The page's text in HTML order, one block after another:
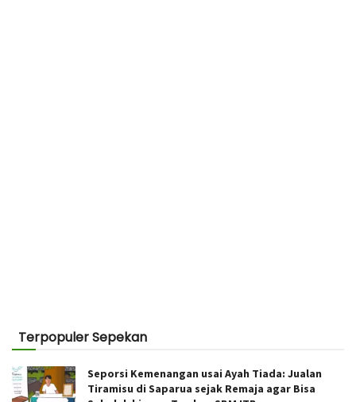
Terpopuler Sepekan
Seporsi Kemenangan usai Ayah Tiada: Jualan
Tiramisu di Saparua sejak Remaja agar Bisa